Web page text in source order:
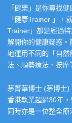
「健樂」是你尋找
「健康Trainer 」，
Trainer」都是經過
解開你的健康疑惑
地運用不同的「自
法、順勢療法、按摩
茅菁華博士 (茅博士)
香港執業超過30年
同時亦是一位整全療